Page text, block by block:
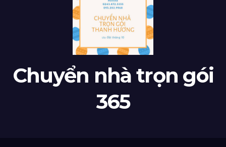
Chuyển nhà trọn gói
365